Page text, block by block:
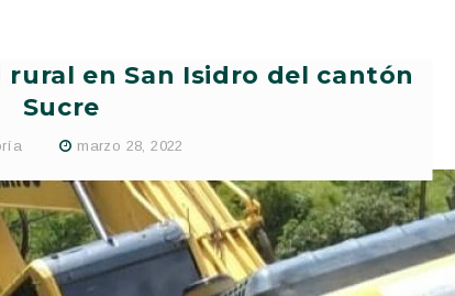
rural en San Isidro del cantón
Sucre
marzo 28, 2022